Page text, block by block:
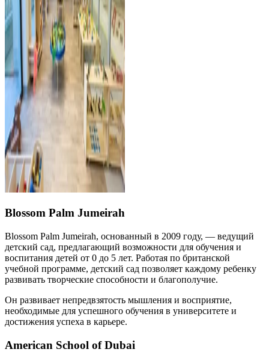
Blossom Palm Jumeirah
Blossom Palm Jumeirah, основанный в 2009 году, — ведущий
детский сад, предлагающий возможности для обучения и
воспитания детей от 0 до 5 лет. Работая по британской
учебной программе, детский сад позволяет каждому ребенку
развивать творческие способности и благополучие.
Он развивает непредвзятость мышления и восприятие,
необходимые для успешного обучения в университете и
достижения успеха в карьере.
American School of Dubai